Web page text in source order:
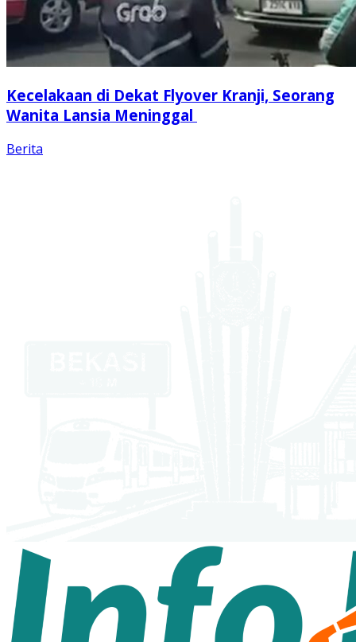
Kecelakaan di Dekat Flyover Kranji, Seorang
Wanita Lansia Meninggal
Berita